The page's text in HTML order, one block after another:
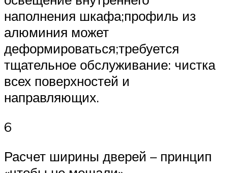
наполнения шкафа;профиль из
алюминия может
деформироваться;требуется
тщательное обслуживание: чистка
всех поверхностей и
направляющих.
6
Расчет ширины дверей – принцип